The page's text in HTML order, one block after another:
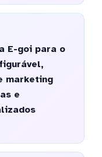
E-goi para o
marketing
e